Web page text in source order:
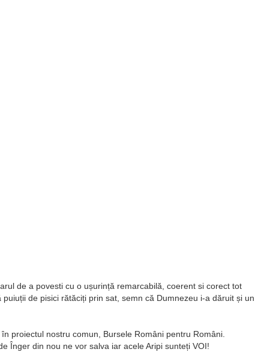
de a povesti cu o ușurință remarcabilă, coerent si corect tot
de pisici rătăciți prin sat, semn că Dumnezeu i-a dăruit și un
proiectul nostru comun, Bursele Români pentru Români.
Înger din nou ne vor salva iar acele Aripi sunteți VOI!